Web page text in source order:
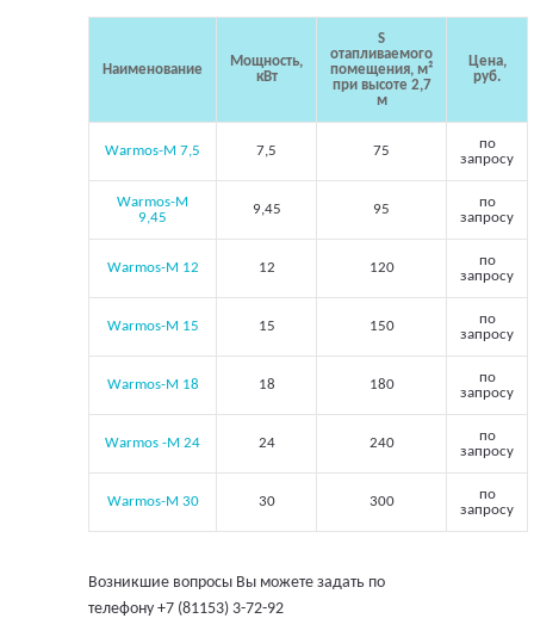
Наименование
Мощность,
кВт
S
отапливаемого
помещения, м²
при высоте 2,7
м
Цена,
руб.
Warmos-M 7,5 7,5 75
по
запросу
Warmos-M
9,45
9,45 95
по
запросу
Warmos-M 12 12 120
по
запросу
Warmos-M 15 15 150
по
запросу
Warmos-M 18 18 180
по
запросу
Warmos -M 24 24 240
по
запросу
Warmos-M 30 30 300
по
запросу
Возникшие вопросы Вы можете задать по
телефону +7 (81153) 3-72-92